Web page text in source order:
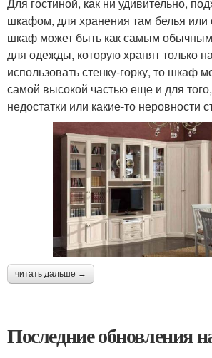
Для гостиной, как ни удивительно,
шкафом, для хранения там белья
шкаф может быть как самым
для одежды, которую хранят только
использовать стенку-горку, то шкаф
самой высокой частью еще и для
недостатки или какие-то неровности
читать дальше →
Последние обновления